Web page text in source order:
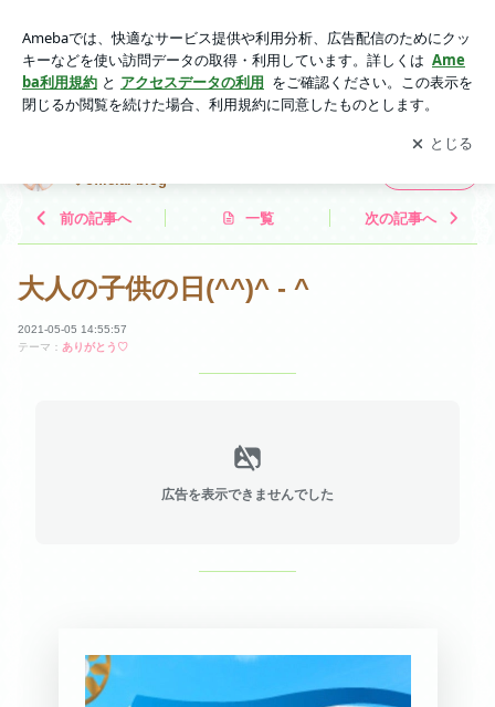
ティック♡official blog
アプリをダウンロードして ブログの更新通知
を受け取りまし
ょう。
開く
♡official blog
前の記事へ 一覧 次の記事へ
大人の子供の日(^^)^ - ^
2021-05-05 14:55:57
テーマ： ありがとう♡
広告を表示できませんでした